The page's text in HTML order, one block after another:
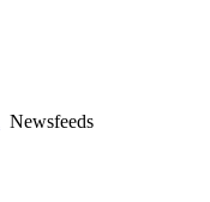
Newsfeeds